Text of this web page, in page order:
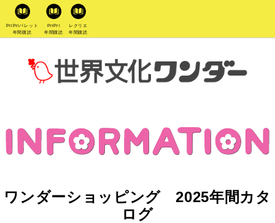
PriPriパレット
年間購読
PriPri
年間購読
レクリエ
年間購読
ワンダーショッピング 2025年間カタ
ログ